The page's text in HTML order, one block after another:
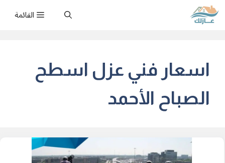
انتقل
إلى القائمة
اسعار فني عزل اسطح
الصباح الأحمد